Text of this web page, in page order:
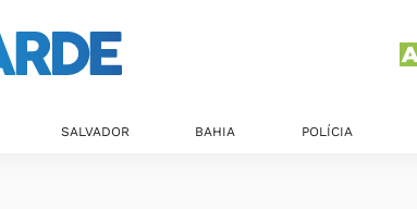
SALVADOR BAHIA POLÍCIA